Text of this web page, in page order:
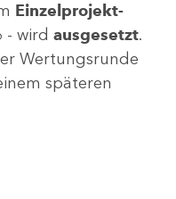
Einzelprojekt-
- wird ausgesetzt.
Wertungsrunde
späteren